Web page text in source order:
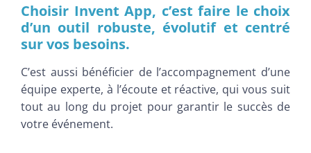
Choisir Invent App, c’est faire le choix
d’un outil robuste, évolutif et centré
sur vos besoins.
C’est aussi bénéficier de l’accompagnement d’une
équipe experte, à l’écoute et réactive, qui vous suit
tout au long du projet pour garantir le succès de
votre événement.